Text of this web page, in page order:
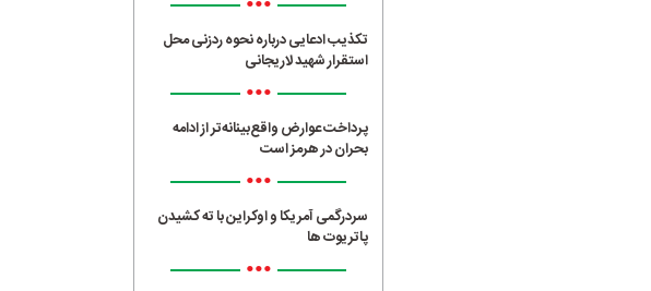
تکذیب ادعایی درباره نحوه ردزنی محل
استقرار شهید لاریجانی
•••
پرداخت عوارض واقع‌بینانه‌تر از ادامه
بحران در هرمز است
•••
سردرگمی آمریکا و اوکراین با ته کشیدن
پاتریوت ها
•••